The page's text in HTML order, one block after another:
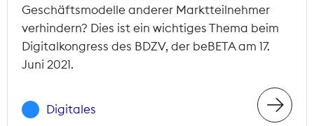
Geschäftsmodelle anderer Marktteilnehmer
verhindern? Dies ist ein wichtiges Thema beim
Digitalkongress des BDZV, der beBETA am 17.
Juni 2021.
Digitales